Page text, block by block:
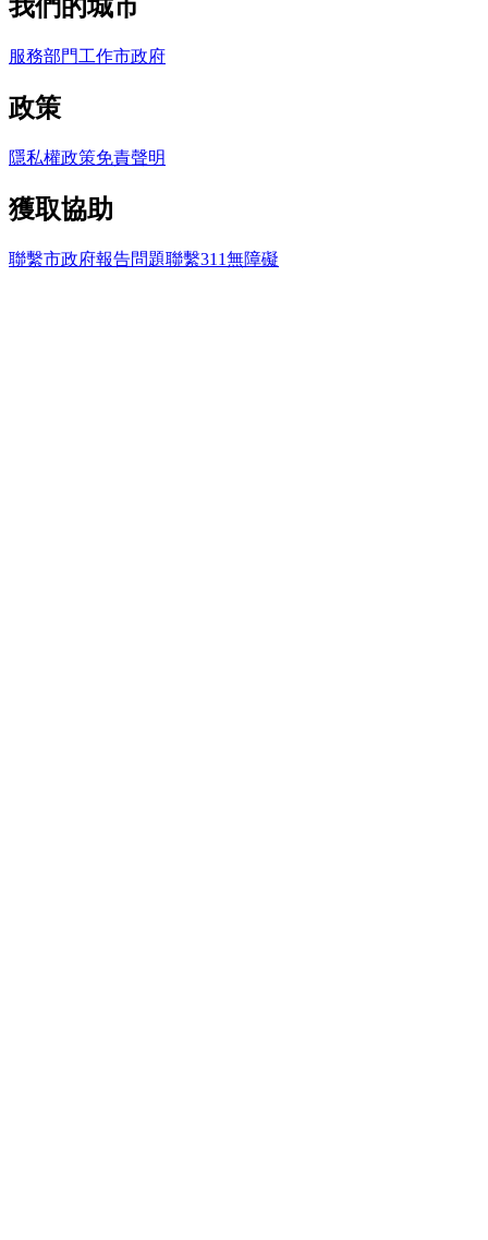
我們的城市
服務部門工作市政府
政策
隱私權政策免責聲明
獲取協助
聯繫市政府報告問題聯繫311無障礙